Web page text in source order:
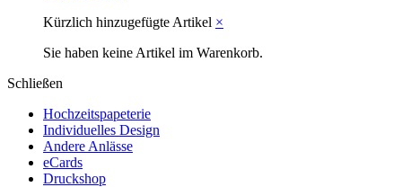
Kürzlich hinzugefügte Artikel ×
Sie haben keine Artikel im Warenkorb.
Schließen
Hochzeitspapeterie
Individuelles Design
Andere Anlässe
eCards
Druckshop